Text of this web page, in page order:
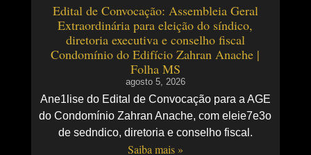
Edital de Convocação: Assembleia Geral
Extraordinária para eleição do síndico,
diretoria executiva e conselho fiscal
Condomínio do Edifício Zahran Anache |
Folha MS
agosto 5, 2026
Ane1lise do Edital de Convocação para a AGE
do Condomínio Zahran Anache, com eleie7e3o
de sedndico, diretoria e conselho fiscal.
Saiba mais »